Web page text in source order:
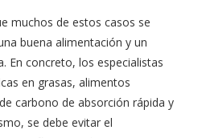
muchos de estos casos se
buena alimentación y un
En concreto, los especialistas
en grasas, alimentos
carbono de absorción rápida y
se debe evitar el